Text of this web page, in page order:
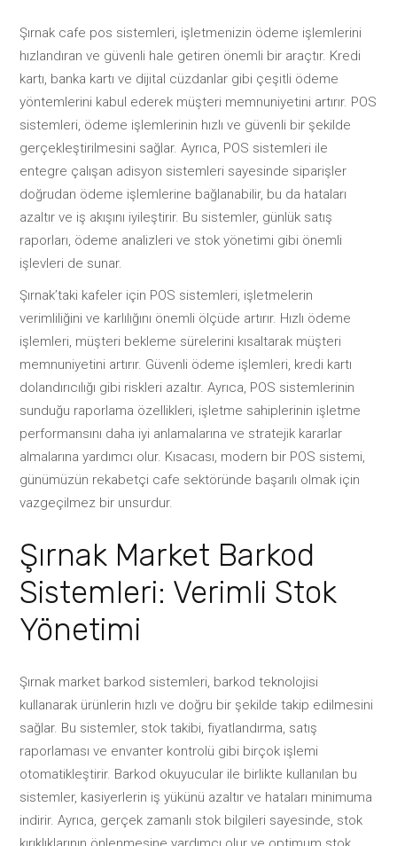
Şırnak cafe pos sistemleri, işletmenizin ödeme işlemlerini
hızlandıran ve güvenli hale getiren önemli bir araçtır. Kredi
kartı, banka kartı ve dijital cüzdanlar gibi çeşitli ödeme
yöntemlerini kabul ederek müşteri memnuniyetini artırır. POS
sistemleri, ödeme işlemlerinin hızlı ve güvenli bir şekilde
gerçekleştirilmesini sağlar. Ayrıca, POS sistemleri ile
entegre çalışan adisyon sistemleri sayesinde siparişler
doğrudan ödeme işlemlerine bağlanabilir, bu da hataları
azaltır ve iş akışını iyileştirir. Bu sistemler, günlük satış
raporları, ödeme analizleri ve stok yönetimi gibi önemli
işlevleri de sunar.
Şırnak’taki kafeler için POS sistemleri, işletmelerin
verimliliğini ve karlılığını önemli ölçüde artırır. Hızlı ödeme
işlemleri, müşteri bekleme sürelerini kısaltarak müşteri
memnuniyetini artırır. Güvenli ödeme işlemleri, kredi kartı
dolandırıcılığı gibi riskleri azaltır. Ayrıca, POS sistemlerinin
sunduğu raporlama özellikleri, işletme sahiplerinin işletme
performansını daha iyi anlamalarına ve stratejik kararlar
almalarına yardımcı olur. Kısacası, modern bir POS sistemi,
günümüzün rekabetçi cafe sektöründe başarılı olmak için
vazgeçilmez bir unsurdur.
Şırnak Market Barkod
Sistemleri: Verimli Stok
Yönetimi
Şırnak market barkod sistemleri, barkod teknolojisi
kullanarak ürünlerin hızlı ve doğru bir şekilde takip edilmesini
sağlar. Bu sistemler, stok takibi, fiyatlandırma, satış
raporlaması ve envanter kontrolü gibi birçok işlemi
otomatikleştirir. Barkod okuyucular ile birlikte kullanılan bu
sistemler, kasiyerlerin iş yükünü azaltır ve hataları minimuma
indirir. Ayrıca, gerçek zamanlı stok bilgileri sayesinde, stok